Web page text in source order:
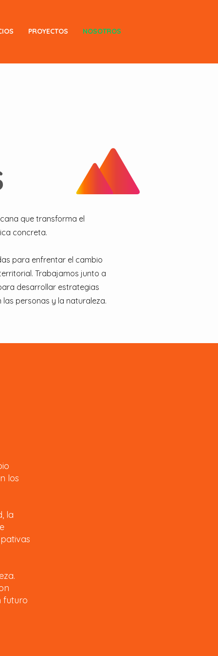
PROYECTOS NOSOTROS
que transforma el
concreta.
para enfrentar el cambio
Trabajamos junto a
desarrollar estrategias
personas y la naturaleza.
los
la
futuro